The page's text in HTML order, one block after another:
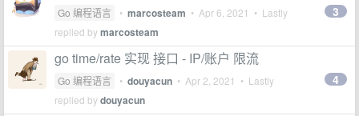
Go 编程语言 • marcosteam • Apr 6, 2021 • Lastly
replied bymarcosteam
3
go time/rate 实现 接口 - IP/账户 限流
Go 编程语言 • douyacun • Apr 2, 2021 • Lastly
replied bydouyacun
4